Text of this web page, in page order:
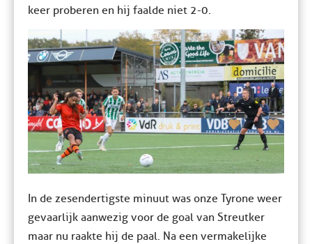
keer proberen en hij faalde niet 2-0.
In de zesendertigste minuut was onze Tyrone weer
gevaarlijk aanwezig voor de goal van Streutker
maar nu raakte hij de paal. Na een vermakelijke